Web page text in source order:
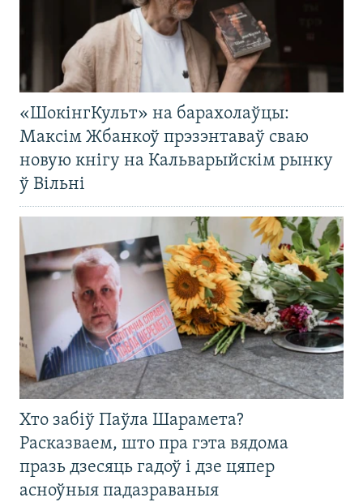
«ШокінгКульт» на барахолаўцы:
Максім Жбанкоў прэзэнтаваў сваю
новую кнігу на Кальварыйскім рынку
ў Вільні
Хто забіў Паўла Шарамета?
Расказваем, што пра гэта вядома
празь дзесяць гадоў і дзе цяпер
асноўныя падазраваныя